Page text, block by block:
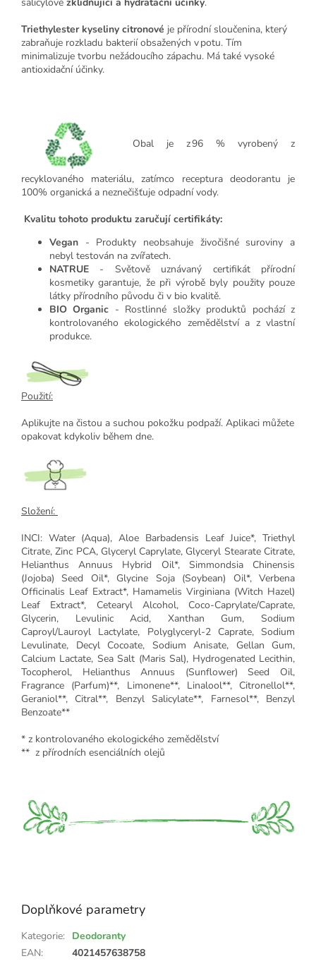
Triethylester kyseliny citronové je přírodní sloučenina, který
zabraňuje rozkladu bakterií obsažených v potu. Tím
minimalizuje tvorbu nežádoucího zápachu. Má také vysoké
antioxidační účinky.
Obal je z 96 % vyrobený z
recyklovaného materiálu, zatímco receptura deodorantu je
100% organická a neznečišťuje odpadní vody.
Kvalitu tohoto produktu zaručují certifikáty:
Vegan - Produkty neobsahuje živočišné suroviny a
nebyl testován na zvířatech.
NATRUE
- Světově uznávaný certifikát přírodní
kosmetiky garantuje, že při výrobě byly použity pouze
látky přírodního původu či v bio kvalitě.
BIO Organic - Rostlinné složky produktů pochází z
kontrolovaného ekologického zemědělství a z vlastní
produkce.
Použití:
Aplikujte na čistou a suchou pokožku podpaží. Aplikaci můžete
opakovat kdykoliv během dne.
Složení:
INCI: Water (Aqua), Aloe Barbadensis Leaf Juice*, Triethyl
Citrate, Zinc PCA, Glyceryl Caprylate, Glyceryl Stearate Citrate,
Helianthus Annuus Hybrid Oil*, Simmondsia Chinensis
(Jojoba) Seed Oil*, Glycine Soja (Soybean) Oil*, Verbena
Officinalis Leaf Extract*, Hamamelis Virginiana (Witch Hazel)
Leaf Extract*, Cetearyl Alcohol, Coco-Caprylate/Caprate,
Glycerin, Levulinic Acid, Xanthan Gum, Sodium
Caproyl/Lauroyl Lactylate, Polyglyceryl-2 Caprate, Sodium
Levulinate, Decyl Cocoate, Sodium Anisate, Gellan Gum,
Calcium Lactate, Sea Salt (Maris Sal), Hydrogenated Lecithin,
Tocopherol, Helianthus Annuus (Sunflower) Seed Oil,
Fragrance (Parfum)**, Limonene**, Linalool**, Citronellol**,
Geraniol**, Citral**, Benzyl Salicylate**, Farnesol**, Benzyl
Benzoate**
* z kontrolovaného ekologického zemědělství
** z přírodních esenciálních olejů
Doplňkové parametry
Kategorie: Deodoranty
EAN: 4021457638758